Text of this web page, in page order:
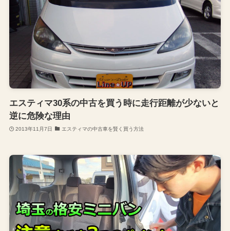
エスティマ30系の中古を買う時に走行距離が少ないと
逆に危険な理由
2013年11月7日 エスティマの中古車を賢く買う方法